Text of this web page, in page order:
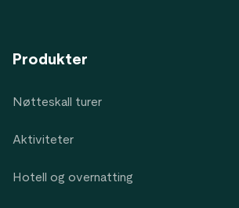
Produkter
Nøtteskall turer
Aktiviteter
Hotell og overnatting